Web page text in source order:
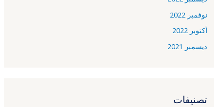
نوفمبر 2022
أكتوبر 2022
ديسمبر 2021
تصنيفات